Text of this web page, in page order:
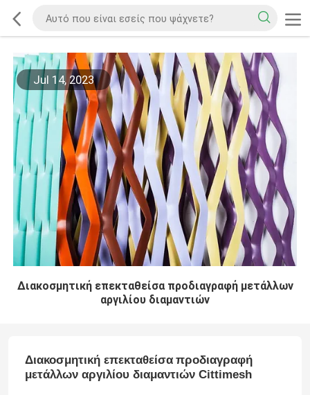
Jul 14, 2023
Διακοσμητική επεκταθείσα προδιαγραφή μετάλλων
αργιλίου διαμαντιών
Διακοσμητική επεκταθείσα προδιαγραφή
μετάλλων αργιλίου διαμαντιώνCittimesh